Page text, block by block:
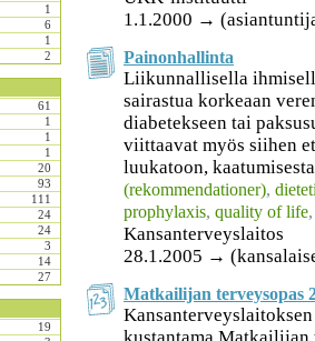
1
6
1
2
61
1
1
1
20
93
111
24
24
3
14
27
19
1.1.2000 →
Painonhallinta
Liikunnallisella
sairastua korkeaan
diabetekseen tai
viittaavat myös siihen
luukatoon,
(rekommendationer),
prophylaxis, quality of life
Kansanterveyslaitos
28.1.2005 →
Matkailijan terveysopas